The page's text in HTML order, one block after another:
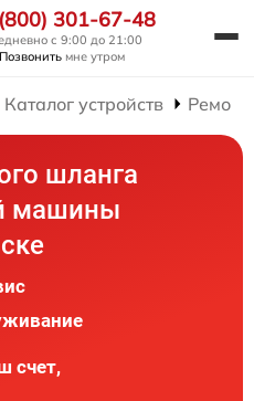
301-67-48
с 9:00 до 21:00
Позвонить мне утром
Каталог устройств
шланга
машины
счет,